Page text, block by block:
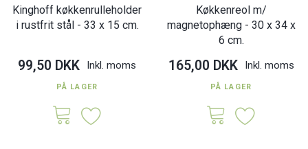
Kinghoff køkkenrulleholder
i rustfrit stål - 33 x 15 cm.
99,50 DKK Inkl. moms
PÅ LAGER
Køkkenreol m/
magnetophæng - 30 x 34 x
6 cm.
165,00 DKK Inkl. moms
PÅ LAGER